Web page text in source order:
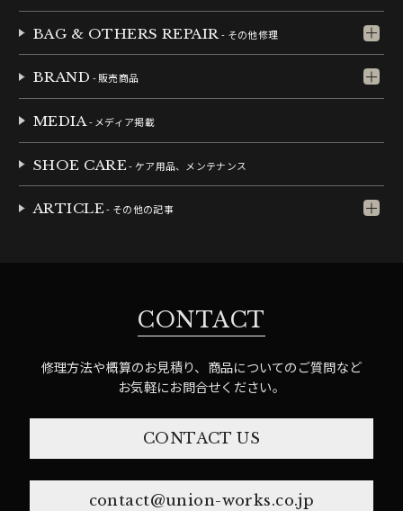
BAG & OTHERS REPAIR - その他修理
BRAND - 販売商品
MEDIA- メディア掲載
SHOE CARE- ケア用品、メンテナンス
ARTICLE- その他の記事
CONTACT
修理方法や概算のお見積り、商品についてのご質問など
お気軽にお問合せください。
CONTACT US
contact@union-works.co.jp